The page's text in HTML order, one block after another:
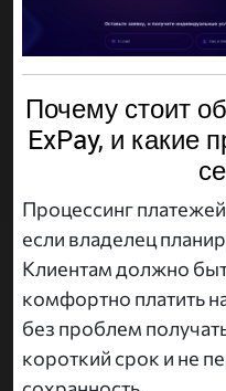
Почему стоит
ExPay, и какие
Процессинг
если владелец
Клиентам должно
комфортно платить
без проблем
короткий срок и не